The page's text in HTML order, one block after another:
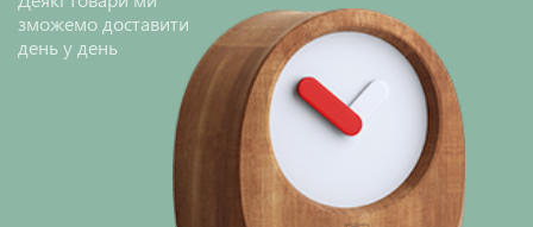
зможемо доставити
день у день